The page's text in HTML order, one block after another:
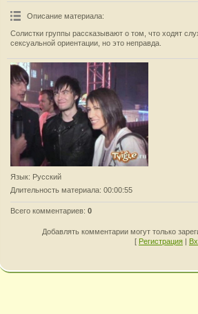
Описание материала:
Солистки группы рассказывают о том, что ходят
сексуальной ориентации, но это неправда.
Язык: Русский
Длительность материала: 00:00:55
Всего комментариев: 0
Добавлять комментарии могут только
[ Регистрация